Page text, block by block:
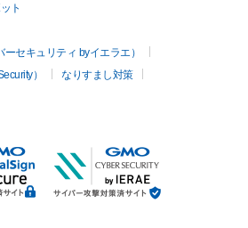
ト
セキュリティ byイエラエ）
）
なりすまし対策